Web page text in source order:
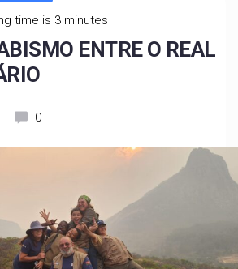
time is 3 minutes
ENTRE O REAL
0